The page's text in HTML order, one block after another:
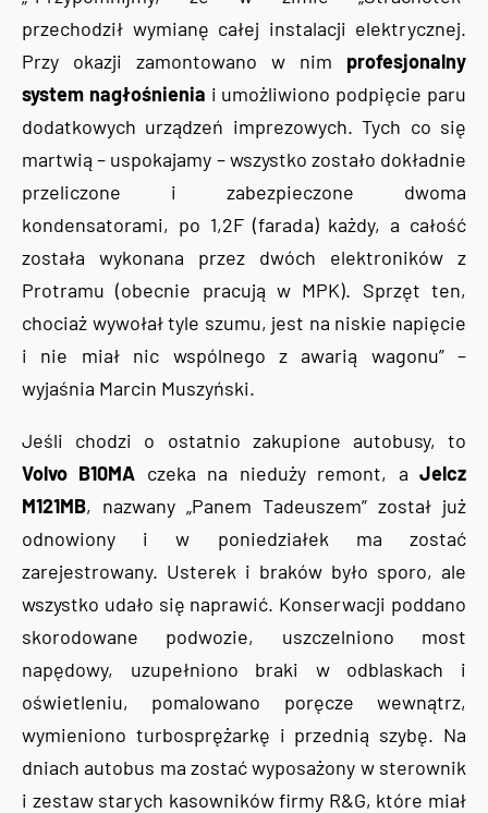
przechodził wymianę całej instalacji elektrycznej.
Przy okazji zamontowano w nim profesjonalny
system nagłośnienia i umożliwiono podpięcie paru
dodatkowych urządzeń imprezowych. Tych co się
martwią – uspokajamy – wszystko zostało dokładnie
przeliczone i zabezpieczone dwoma
kondensatorami, po 1,2F (farada) każdy, a całość
została wykonana przez dwóch elektroników z
Protramu (obecnie pracują w MPK). Sprzęt ten,
chociaż wywołał tyle szumu, jest na niskie napięcie
i nie miał nic wspólnego z awarią wagonu” –
wyjaśnia Marcin Muszyński.
Jeśli chodzi o ostatnio zakupione autobusy, to
Volvo B10MA czeka na nieduży remont, aJelcz
M121MB, nazwany „Panem Tadeuszem” został już
odnowiony i w poniedziałek ma zostać
zarejestrowany. Usterek i braków było sporo, ale
wszystko udało się naprawić. Konserwacji poddano
skorodowane podwozie, uszczelniono most
napędowy, uzupełniono braki w odblaskach i
oświetleniu, pomalowano poręcze wewnątrz,
wymieniono turbosprężarkę i przednią szybę. Na
dniach autobus ma zostać wyposażony w sterownik
i zestaw starych kasowników firmy R&G, które miał